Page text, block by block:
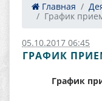
Главная
График
05.10.2017 06:45
ГРАФИК
График